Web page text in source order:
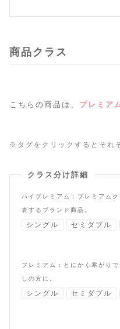
商品クラス
こちらの商品は、 プレミア
※タグをクリックするとそれ
クラス分け詳細
ハイプレミアム：プレミアム
表するブランド商品。
シングル セミダブル
プレミアム：とにかく寒がり
しの方に。
シングル セミダブル